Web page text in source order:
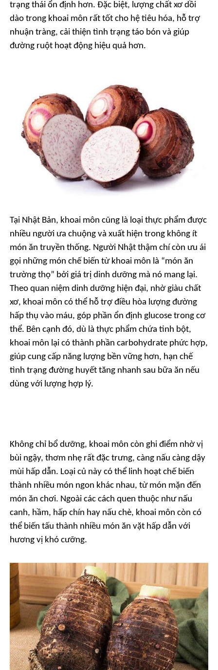
trạng thái ổn định hơn. Đặc biệt, lượng chất xơ dồi
dào trong khoai môn rất tốt cho hệ tiêu hóa, hỗ trợ
nhuận tràng, cải thiện tình trạng táo bón và giúp
đường ruột hoạt động hiệu quả hơn.
Tại Nhật Bản, khoai môn cũng là loại thực phẩm được
nhiều người ưa chuộng và xuất hiện trong không ít
món ăn truyền thống. Người Nhật thậm chí còn ưu ái
gọi những món chế biến từ khoai môn là “món ăn
trường thọ” bởi giá trị dinh dưỡng mà nó mang lại.
Theo quan niệm dinh dưỡng hiện đại, nhờ giàu chất
xơ, khoai môn có thể hỗ trợ điều hòa lượng đường
hấp thụ vào máu, góp phần ổn định glucose trong cơ
thể. Bên cạnh đó, dù là thực phẩm chứa tinh bột,
khoai môn lại có thành phần carbohydrate phức hợp,
giúp cung cấp năng lượng bền vững hơn, hạn chế
tình trạng đường huyết tăng nhanh sau bữa ăn nếu
dùng với lượng hợp lý.
Không chỉ bổ dưỡng, khoai môn còn ghi điểm nhờ vị
bùi ngậy, thơm nhẹ rất đặc trưng, càng nấu càng dậy
mùi hấp dẫn. Loại củ này có thể linh hoạt chế biến
thành nhiều món ngon khác nhau, từ món mặn đến
món ăn chơi. Ngoài các cách quen thuộc như nấu
canh, hầm, hấp chín hay nấu chè, khoai môn còn có
thể biến tấu thành nhiều món ăn vặt hấp dẫn với
hương vị khó cưỡng.